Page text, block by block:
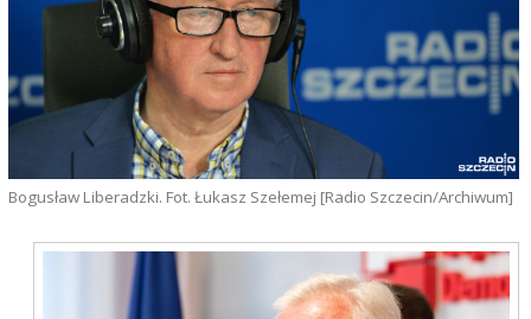
Bogusław Liberadzki. Fot. Łukasz Szełemej [Radio Szczecin/Archiwum]